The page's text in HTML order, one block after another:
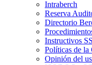
Intraberch
Reserva
Directorio
Instructivos
Políticas de la
Opinión del